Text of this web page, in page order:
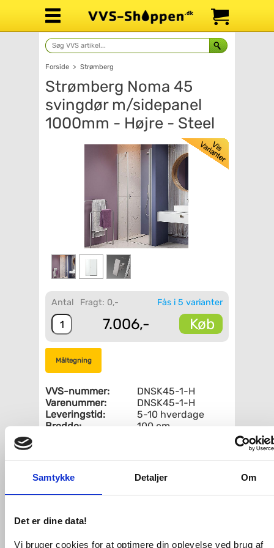
Samtykke Detaljer Om
Det er dine data!
Vi bruger cookies for at optimere din oplevelse ved brug af
Forside > Strømberg
Strømberg Noma 45
svingdør m/sidepanel
1000mm - Højre - Steel
Fås i 5 varianter
Antal Fragt: 0,-
7.006,- Køb
Måltegning
VVS-nummer:
DNSK45-1-H
Varenummer:
DNSK45-1-H
Leveringstid:
5-10 hverdage
Bredde:
100 cm
Fri fragt fra 4.995,-
Strømberg Noma 45 svingdør
begge med paneler og greb på døren i